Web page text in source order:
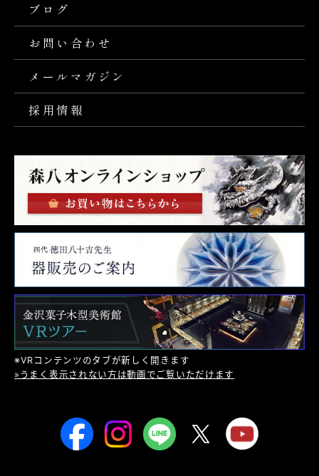
ブログ
お問い合わせ
メールマガジン
採用情報
※VRコンテンツのタブが新しく開きます
»うまく表示されない方は動画でご覧いただけます